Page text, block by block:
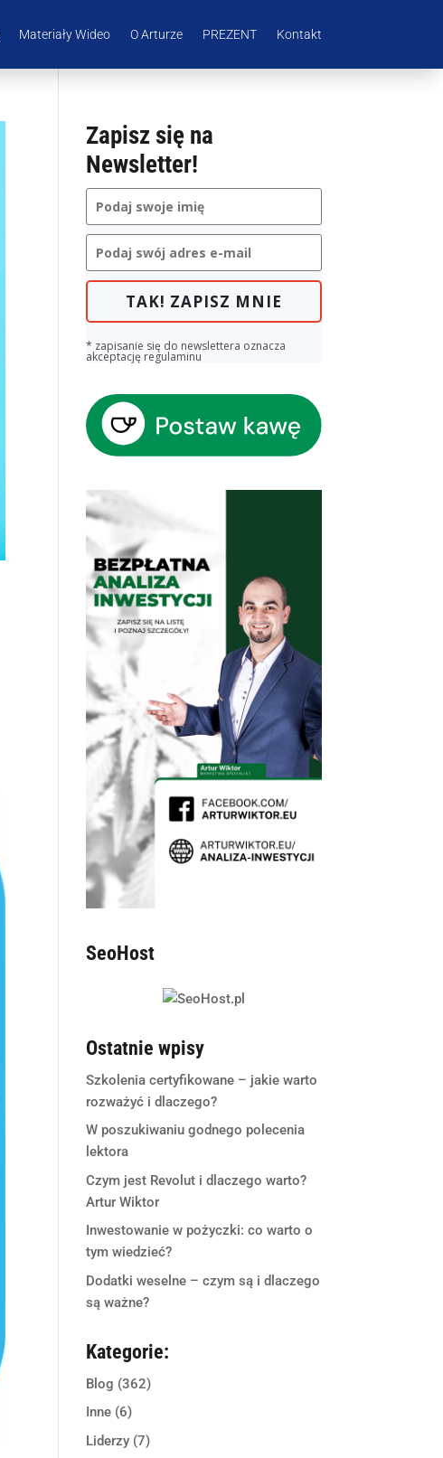
Materiały Wideo O Arturze PREZENT Kontakt
Zapisz się na
Newsletter!
TAK! ZAPISZ MNIE
* zapisanie się do newslettera oznacza
akceptację regulaminu
SeoHost
Ostatnie wpisy
Szkolenia certyfikowane – jakie warto
rozważyć i dlaczego?
W poszukiwaniu godnego polecenia
lektora
Czym jest Revolut i dlaczego warto?
Artur Wiktor
Inwestowanie w pożyczki: co warto o
tym wiedzieć?
Dodatki weselne – czym są i dlaczego
są ważne?
Kategorie:
Blog (362)
Inne (6)
Liderzy (7)